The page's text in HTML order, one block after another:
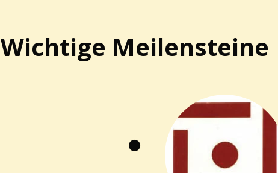
Wichtige Meilensteine